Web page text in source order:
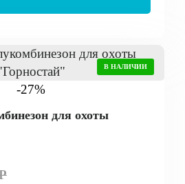
-27%
В НАЛИЧИИ
для охоты